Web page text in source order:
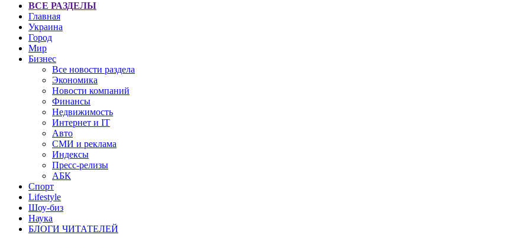
ВСЕ РАЗДЕЛЫ
Главная
Украина
Город
Мир
Бизнес
Все новости раздела
Экономика
Новости компаний
Финансы
Недвижимость
Интернет и IT
Авто
СМИ и реклама
Индексы
Пресс-релизы
АБК
Спорт
Lifestyle
Шоу-биз
Наука
БЛОГИ ЧИТАТЕЛЕЙ